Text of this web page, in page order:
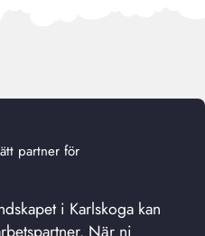
partner för
i Karlskoga kan
När ni